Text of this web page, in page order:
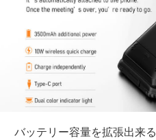
バッテリー容量を拡張出来